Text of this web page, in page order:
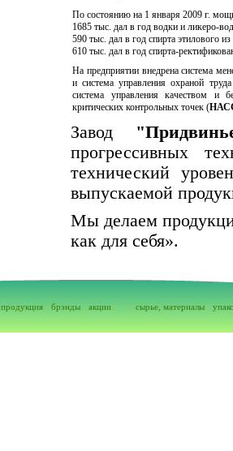
По состоянию на 1 января 2009 г.
1685 тыс. дал в год водки и ликеро-
590 тыс. дал в год спирта этилового
610 тыс. дал в год спирта-
На предприятии внедрена система
и система управления охраной
система управления качеством и
критических контрольных точек (
Завод
прогрессивных
технический
выпускаемой
Мы делаем
как для себя».
продукция брэнды акции сырье, материалы